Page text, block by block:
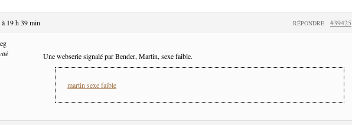
19 h 39 min #39425
RÉPONDRE
Une webserie signalé par Bender, Martin, sexe faible.
martin sexe faible